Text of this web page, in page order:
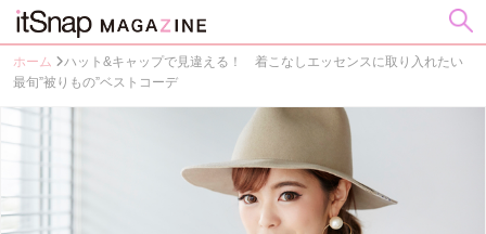
ホーム
ハット&キャップで見違える！ 着こなしエッセンスに取り入れたい
最旬”被りもの”ベストコーデ